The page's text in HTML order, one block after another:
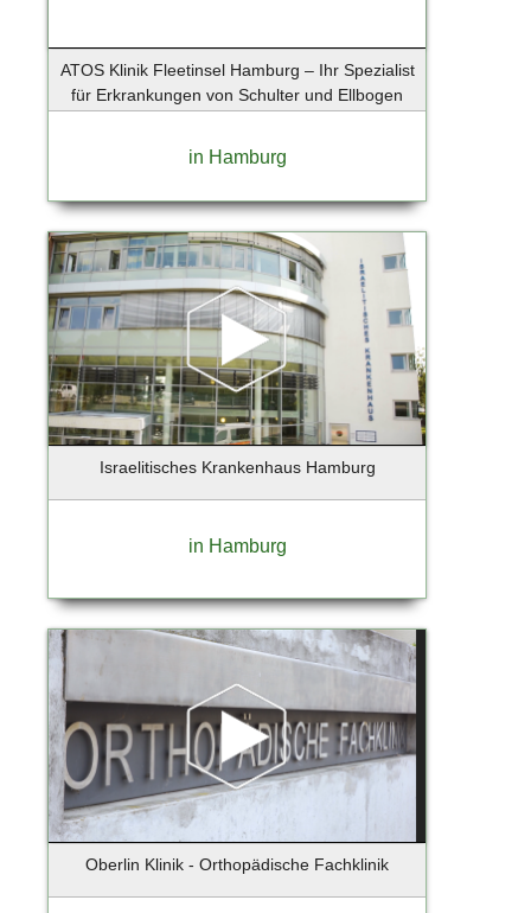
ATOS Klinik Fleetinsel Hamburg – Ihr Spezialist
für Erkrankungen von Schulter und Ellbogen
in Hamburg
Israelitisches Krankenhaus Hamburg
in Hamburg
Oberlin Klinik - Orthopädische Fachklinik